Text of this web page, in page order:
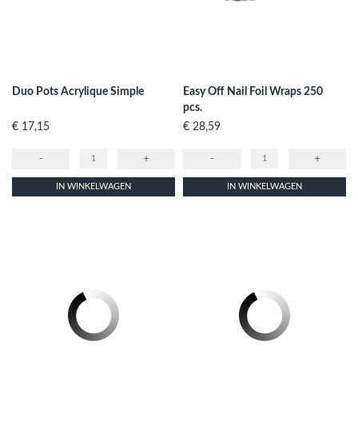
Duo Pots Acrylique Simple
Prijs
€ 17,15
- +
IN WINKELWAGEN
Easy Off Nail Foil Wraps 250
pcs.
Prijs
€ 28,59
- +
IN WINKELWAGEN